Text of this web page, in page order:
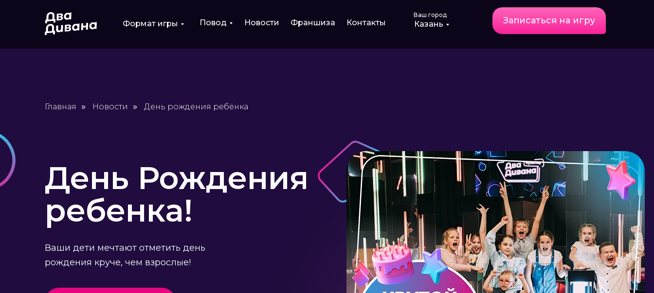
Записаться на игру
ул. Красный проспект 79/3 +7 (923) 182 20 20
Повод
Формат игры Франшиза Контакты
Новости Казань
Ваш город
Главная » Новости » День рождения ребёнка
День Рождения
ребенка!
Ваши дети мечтают отметить день
рождения круче, чем взрослые!